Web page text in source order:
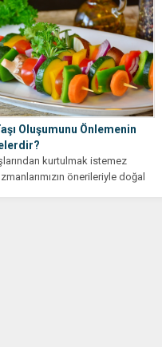
Oluşumunu Önlemenin
kurtulmak istemez
önerileriyle doğal